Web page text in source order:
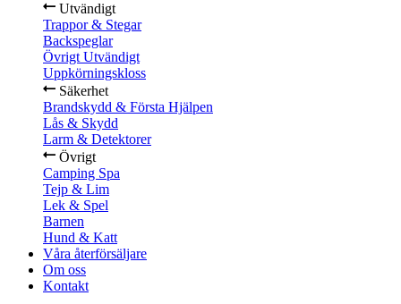
Utvändigt
Trappor & Stegar
Backspeglar
Övrigt Utvändigt
Uppkörningskloss
Säkerhet
Brandskydd & Första Hjälpen
Lås & Skydd
Larm & Detektorer
Övrigt
Camping Spa
Tejp & Lim
Lek & Spel
Barnen
Hund & Katt
Våra återförsäljare
Om oss
Kontakt